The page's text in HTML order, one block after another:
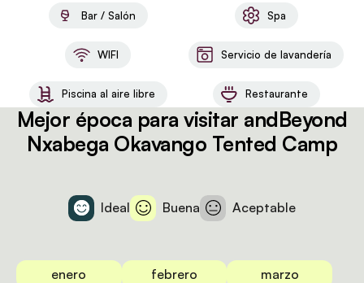
Bar / Salón Spa
WIFI Servicio de lavandería
Piscina al aire libre Restaurante
Mejor época para visitar andBeyond
Nxabega Okavango Tented Camp
Ideal Buena Aceptable
enero febrero
marzo